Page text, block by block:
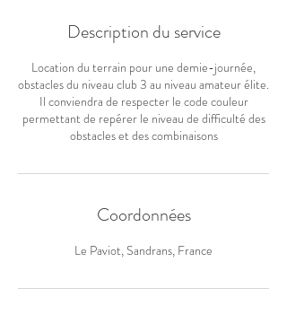
Description du service
Location du terrain pour une demie-journée,
obstacles du niveau club 3 au niveau amateur élite.
Il conviendra de respecter le code couleur
permettant de repérer le niveau de difficulté des
obstacles et des combinaisons
Coordonnées
Le Paviot, Sandrans, France